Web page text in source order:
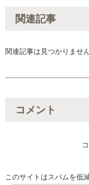
関連記事
関連記事は見つかりませ
コメント
このサイトはスパムを低